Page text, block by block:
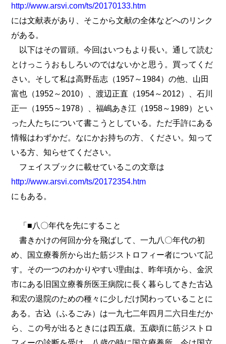
http://www.arsvi.com/ts/20170133.htm
には文献表があり、そこから文献の全体などへのリンク
がある。
以下はその冒頭。今回はいつもより長い。通して読む
とけっこうおもしろいのではないかと思う。買ってくだ
さい。そして私は高野岳志（1957～1984）の他、山田
富也（1952～2010）、渡辺正直（1954～2012）、石川
正一（1955～1978）、福嶋あき江（1958～1989）とい
った人たちについて書こうとしている。ただ手許にある
情報はわずかだ。なにかお持ちの方、ください。知って
いる方、知らせてください。
フェイスブックに載せているこの文章は
http://www.arsvi.com/ts/20172354.htm
にもある。
「■八〇年代を先にすること
書きかけの何回か分を飛ばして、一九八〇年代の初
め、国立療養所から出た筋ジストロフィー者について記
す。その一つのわかりやすい理由は、昨年頃から、金沢
市にある旧国立療養所医王病院に長く暮らしてきた古込
和宏の退院のための種々に少しだけ関わっていることに
ある。古込（ふるごみ）は一九七二年四月二六日生だか
ら、この号が出るときには四五歳。五歳頃に筋ジストロ